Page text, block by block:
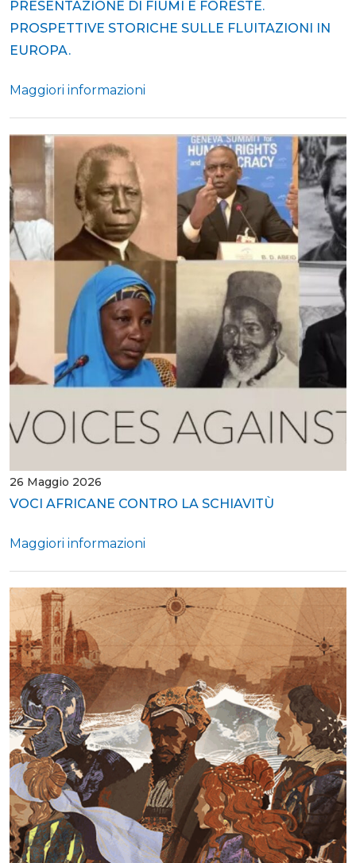
PRESENTAZIONE DI FIUMI E FORESTE.
PROSPETTIVE STORICHE SULLE FLUITAZIONI IN
EUROPA.
Maggiori informazioni
26 Maggio 2026
VOCI AFRICANE CONTRO LA SCHIAVITÙ
Maggiori informazioni